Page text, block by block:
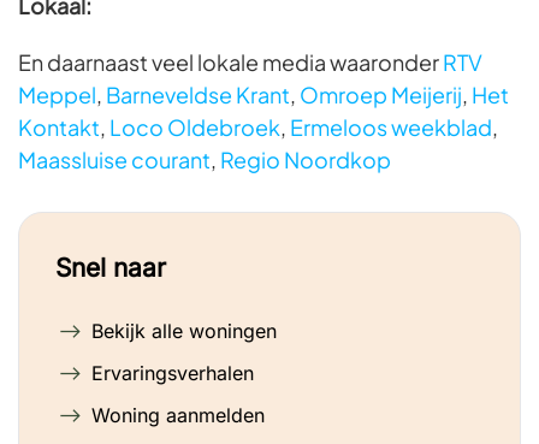
En daarnaast veel lokale media waaronderRTV
Meppel, Barneveldse Krant, Omroep Meijerij, Het
Kontakt, Loco Oldebroek, Ermeloos weekblad,
Maassluise courant, Regio Noordkop
Snel naar
Bekijk alle woningen
Ervaringsverhalen
Woning aanmelden